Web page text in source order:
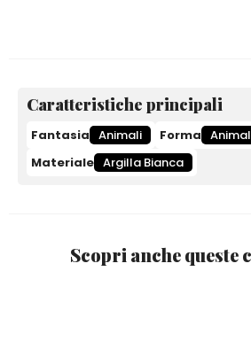
Caratteristiche principali
Fantasia Animali Forma
Materiale Argilla Bianca
Scopri anche queste